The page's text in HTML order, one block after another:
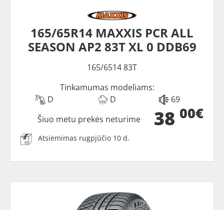
165/65R14 MAXXIS PCR ALL
SEASON AP2 83T XL 0 DDB69
165/6514 83T
Tinkamumas modeliams:
D
D 69
38 00€
Šiuo metu prekės neturime
Atsiėmimas rugpjūčio 10 d.